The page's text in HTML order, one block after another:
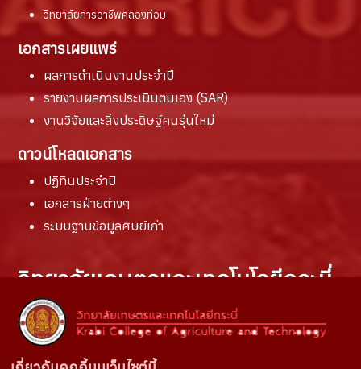
วิทยาลัยการอาชีพคลองท่อม
เอกสารเผยแพร่
ผลการดำเนินงานประจำปี
รายงานผลการประเมินตนเอง (SAR)
งานวิจัยและสิ่งประดิษฐ์คนรุ่นใหม่
ดาวน์โหลดเอกสาร
ปฏิทินประจำปี
เอกสารฝ่ายต่างๆ
ระบบฐานข้อมูลศิษย์เก่า
วิทยาลัยเกษตรและเทคโนโลยีกระบี่
สถานที่ติดต่อ :
100 หมู่ที่ 6 ตำบลห้วยยูง
อำเภอเหนือคลอง จังหวัดกระบี่